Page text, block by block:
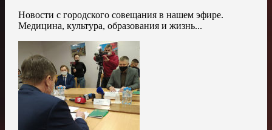
Новости с городского совещания в нашем эфире.
Медицина, культура, образования и жизнь...